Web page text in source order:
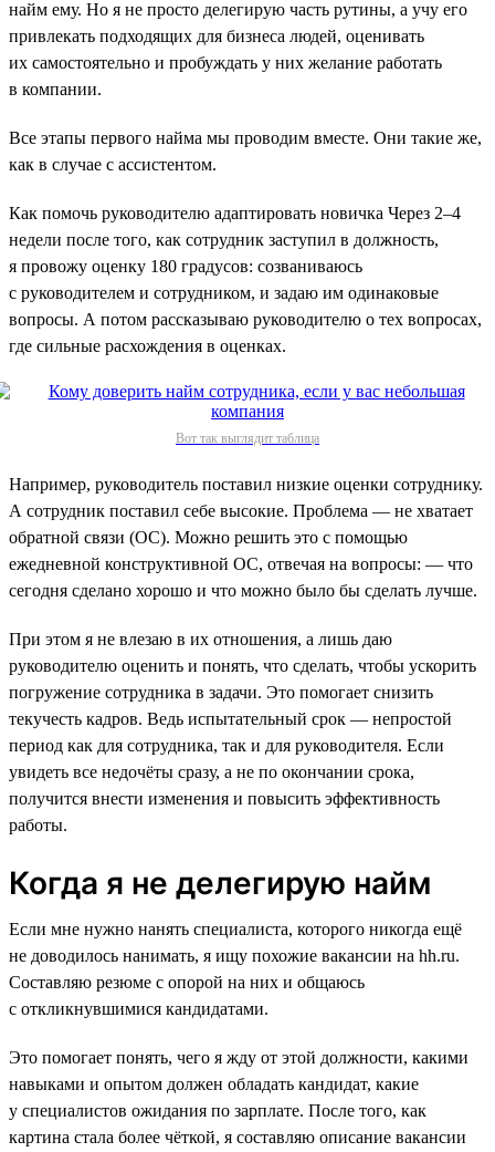
найм ему. Но я не просто делегирую часть рутины, а учу его
привлекать подходящих для бизнеса людей, оценивать
их самостоятельно и пробуждать у них желание работать
в компании.
Все этапы первого найма мы проводим вместе. Они такие же,
как в случае с ассистентом.
Как помочь руководителю адаптировать новичка Через 2–4
недели после того, как сотрудник заступил в должность,
я провожу оценку 180 градусов: созваниваюсь
с руководителем и сотрудником, и задаю им одинаковые
вопросы. А потом рассказываю руководителю о тех вопросах,
где сильные расхождения в оценках.
Вот так выглядит таблица
Например, руководитель поставил низкие оценки сотруднику.
А сотрудник поставил себе высокие. Проблема — не хватает
обратной связи (ОС). Можно решить это с помощью
ежедневной конструктивной ОС, отвечая на вопросы: — что
сегодня сделано хорошо и что можно было бы сделать лучше.
При этом я не влезаю в их отношения, а лишь даю
руководителю оценить и понять, что сделать, чтобы ускорить
погружение сотрудника в задачи. Это помогает снизить
текучесть кадров. Ведь испытательный срок — непростой
период как для сотрудника, так и для руководителя. Если
увидеть все недочёты сразу, а не по окончании срока,
получится внести изменения и повысить эффективность
работы.
Когда я не делегирую найм
Если мне нужно нанять специалиста, которого никогда ещё
не доводилось нанимать, я ищу похожие вакансии на hh.ru.
Составляю резюме с опорой на них и общаюсь
с откликнувшимися кандидатами.
Это помогает понять, чего я жду от этой должности, какими
навыками и опытом должен обладать кандидат, какие
у специалистов ожидания по зарплате. После того, как
картина стала более чёткой, я составляю описание вакансии